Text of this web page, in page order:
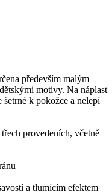
především malým
motivy. Na náplast
k pokožce a nelepí
provedeních, včetně
a tlumícím efektem